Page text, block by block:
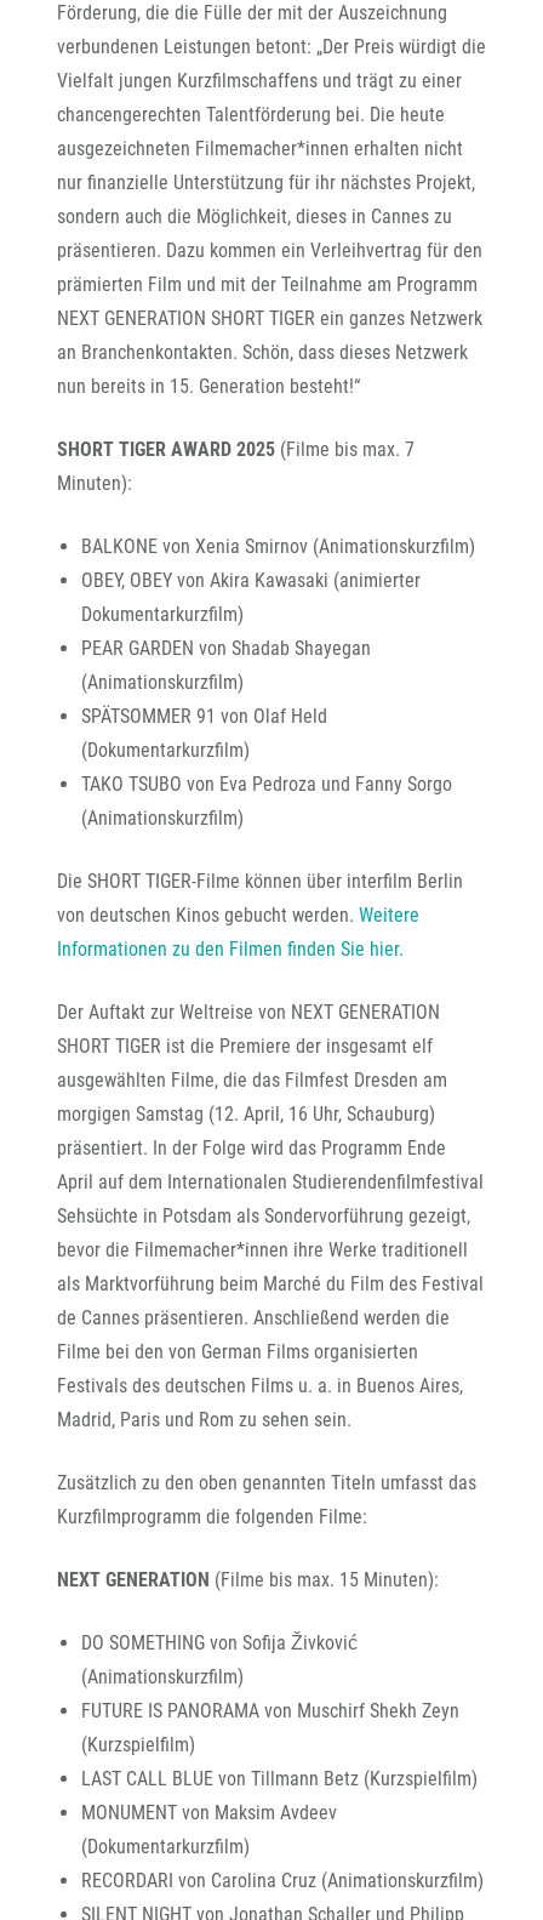
Förderung, die die Fülle der mit der Auszeichnung
verbundenen Leistungen betont: „Der Preis würdigt die
Vielfalt jungen Kurzfilmschaffens und trägt zu einer
chancengerechten Talentförderung bei. Die heute
ausgezeichneten Filmemacher*innen erhalten nicht
nur finanzielle Unterstützung für ihr nächstes Projekt,
sondern auch die Möglichkeit, dieses in Cannes zu
präsentieren. Dazu kommen ein Verleihvertrag für den
prämierten Film und mit der Teilnahme am Programm
NEXT GENERATION SHORT TIGER ein ganzes Netzwerk
an Branchenkontakten. Schön, dass dieses Netzwerk
nun bereits in 15. Generation besteht!“
SHORT TIGER AWARD 2025 (Filme bis max. 7
Minuten):
BALKONE von Xenia Smirnov (Animationskurzfilm)
OBEY, OBEY von Akira Kawasaki (animierter
Dokumentarkurzfilm)
PEAR GARDEN von Shadab Shayegan
(Animationskurzfilm)
SPÄTSOMMER 91 von Olaf Held
(Dokumentarkurzfilm)
TAKO TSUBO von Eva Pedroza und Fanny Sorgo
(Animationskurzfilm)
Die SHORT TIGER-Filme können über interfilm Berlin
von deutschen Kinos gebucht werden. Weitere
Informationen zu den Filmen finden Sie hier.
Der Auftakt zur Weltreise von NEXT GENERATION
SHORT TIGER ist die Premiere der insgesamt elf
ausgewählten Filme, die das Filmfest Dresden am
morgigen Samstag (12. April, 16 Uhr, Schauburg)
präsentiert. In der Folge wird das Programm Ende
April auf dem Internationalen Studierendenfilmfestival
Sehsüchte in Potsdam als Sondervorführung gezeigt,
bevor die Filmemacher*innen ihre Werke traditionell
als Marktvorführung beim Marché du Film des Festival
de Cannes präsentieren. Anschließend werden die
Filme bei den von German Films organisierten
Festivals des deutschen Films u. a. in Buenos Aires,
Madrid, Paris und Rom zu sehen sein.
Zusätzlich zu den oben genannten Titeln umfasst das
Kurzfilmprogramm die folgenden Filme:
NEXT GENERATION (Filme bis max. 15 Minuten):
DO SOMETHING von Sofija Živković
(Animationskurzfilm)
FUTURE IS PANORAMA von Muschirf Shekh Zeyn
(Kurzspielfilm)
LAST CALL BLUE von Tillmann Betz (Kurzspielfilm)
MONUMENT von Maksim Avdeev
(Dokumentarkurzfilm)
RECORDARI von Carolina Cruz (Animationskurzfilm)
SILENT NIGHT von Jonathan Schaller und Philipp